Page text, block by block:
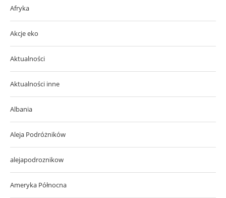
Afryka
Akcje eko
Aktualności
Aktualności inne
Albania
Aleja Podróżników
alejapodroznikow
Ameryka Północna